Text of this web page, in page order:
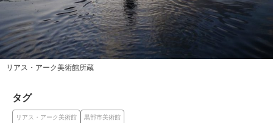
リアス・アーク美術館所蔵
タグ
リアス・アーク美術館 黒部市美術館